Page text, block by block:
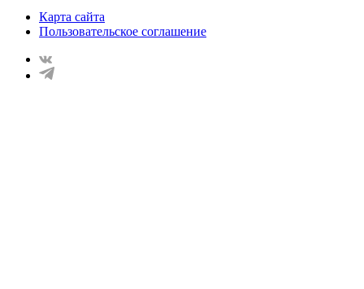
Карта сайта
Пользовательское соглашение